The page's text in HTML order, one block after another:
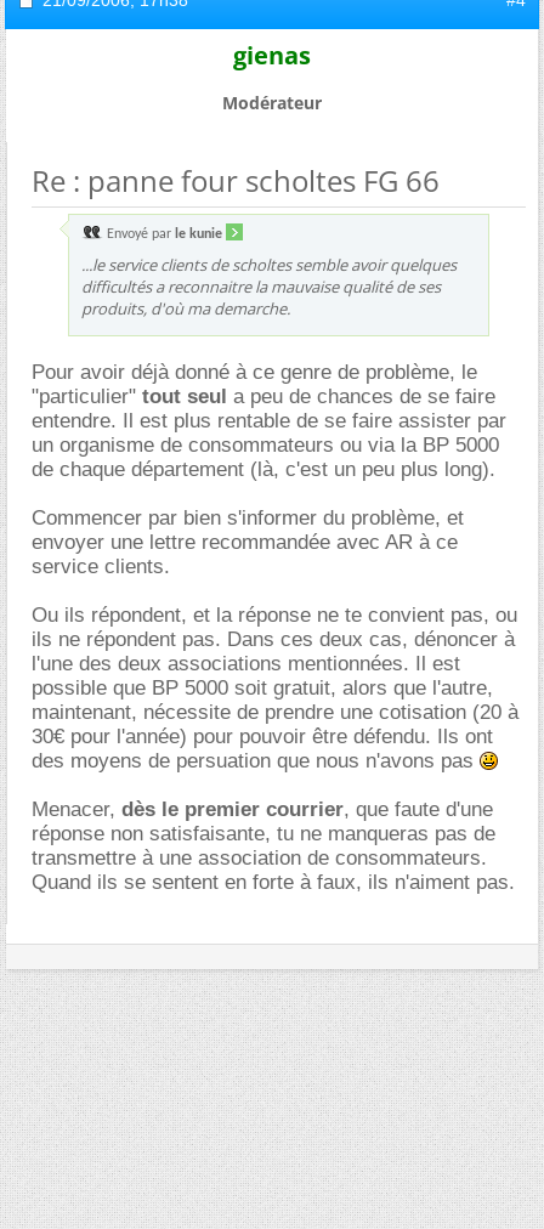
gienas
Modérateur
Re : panne four scholtes FG 66
Envoyé par le kunie
...le service clients de scholtes semble avoir quelques
difficultés a reconnaitre la mauvaise qualité de ses
produits, d'où ma demarche.
Pour avoir déjà donné à ce genre de problème, le
"particulier" tout seul a peu de chances de se faire
entendre. Il est plus rentable de se faire assister par
un organisme de consommateurs ou via la BP 5000
de chaque département (là, c'est un peu plus long).
Commencer par bien s'informer du problème, et
envoyer une lettre recommandée avec AR à ce
service clients.
Ou ils répondent, et la réponse ne te convient pas, ou
ils ne répondent pas. Dans ces deux cas, dénoncer à
l'une des deux associations mentionnées. Il est
possible que BP 5000 soit gratuit, alors que l'autre,
maintenant, nécessite de prendre une cotisation (20 à
30€ pour l'année) pour pouvoir être défendu. Ils ont
des moyens de persuation que nous n'avons pas
Menacer, dès le premier courrier, que faute d'une
réponse non satisfaisante, tu ne manqueras pas de
transmettre à une association de consommateurs.
Quand ils se sentent en forte à faux, ils n'aiment pas.